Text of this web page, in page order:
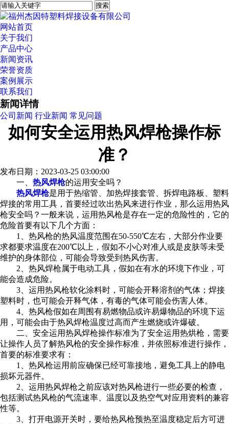
网站首页
关于我们
产品中心
新闻资讯
荣誉资质
案例展示
联系我们
新闻详情
公司新闻 行业新闻 常见问题
如何安全运用热风焊枪操作标
准？
发布日期：2023-03-25 03:00:00
一、 热风焊枪的运用安全吗？
热风焊枪是用于热缩管、加热焊接套管、拆焊电路板、塑料
焊接的常用工具，首要经过吹出热风来进行作业，那么运用热风
枪安全吗？一般来说，运用热风枪是存在一定的危险性的，它的
危险首要有以下几个方面：
1、热风枪的热风温度范围在50-550℃左右，大部分作业要
求都要求温度在200℃以上，假如不小心对准人或是皮肤等未受
维护的身体部位，可能会导致受到热风伤害。
2、热风焊枪属于电动工具，假如在有水的环境下作业，可
能会造成危险。
3、运用热风枪软化涂料时，可能会开释溶剂的气体；焊接
塑料时，也可能会开释气体，有毒的气体可能会伤害人体。
4、热风枪假如在周围有易燃物品或许易爆物品的环境下运
用，可能会由于热风焊枪温度过高而产生燃烧或许爆破。
二、安全运用热风焊枪操作标准为了安全运用热烘枪，需要
让操作人员了解热风枪的安全操作标准，并依照标准进行操作，
首要的标准要求有：
1、热风枪运用前应确保已经可靠接地，避免工具上的静电
损坏元器件。
2、运用热风焊枪之前应该对热风枪进行一些必要的检查，
包括测试热风枪的气流速率、温度以及热空气对应用资料的兼容
性等。
3、打开电源开关时，要给热风枪预热至温度稳定后方可进